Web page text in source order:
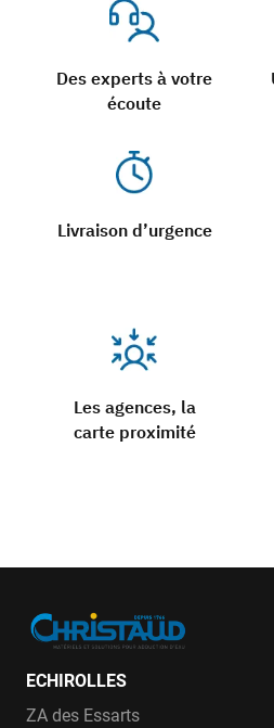
Des experts à votre
écoute
Livraison d’urgence
Les agences, la
carte proximité
ECHIROLLES
ZA des Essarts